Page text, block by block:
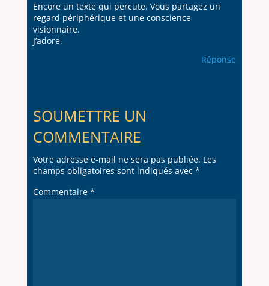
Encore un texte qui percute. Vous partagez un
regard périphérique et une conscience
visionnaire.
J’adore.
Réponse
SOUMETTRE UN
COMMENTAIRE
Votre adresse e-mail ne sera pas publiée. Les
champs obligatoires sont indiqués avec *
Commentaire *